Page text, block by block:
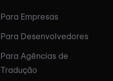
Para Empresas
Para Desenvolvedores
Para Agências de
Tradução